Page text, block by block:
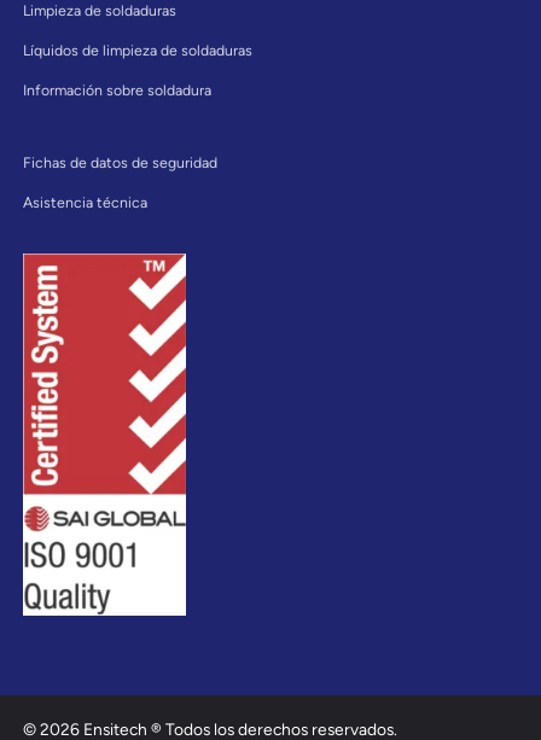
Limpieza de soldaduras
Líquidos de limpieza de soldaduras
Información sobre soldadura
Fichas de datos de seguridad
Asistencia técnica
© 2026 Ensitech ® Todos los derechos reservados.